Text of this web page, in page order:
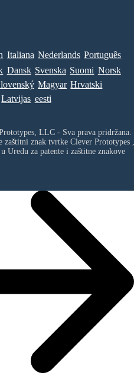
Italiana Nederlands Português
Dansk Svenska Suomi Norsk
Magyar Hrvatski
Latvijas eesti
LLC - Sva prava pridržana.
zaštitni znak tvrtke Clever Prototypes ,
Uredu za patente i zaštitne znakove